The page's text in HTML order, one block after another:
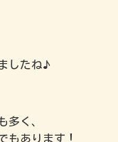
したね♪
く、
もあります！